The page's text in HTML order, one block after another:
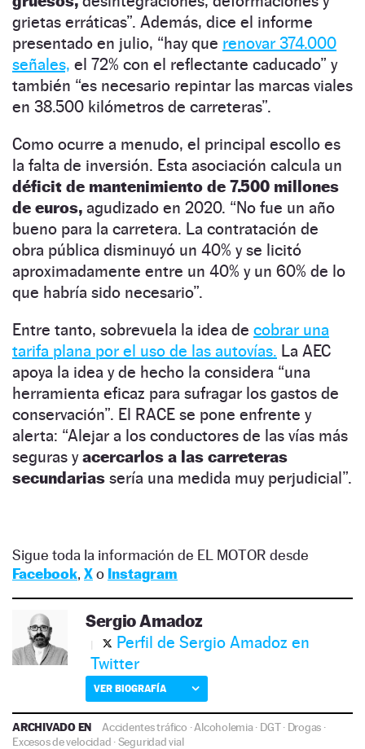
grietas erráticas”. Además, dice el informe
presentado en julio, “hay que renovar 374.000
señales, el 72% con el reflectante caducado” y
también “es necesario repintar las marcas viales
en 38.500 kilómetros de carreteras”.
Como ocurre a menudo, el principal escollo es
la falta de inversión. Esta asociación calcula un
déficit de mantenimiento de 7.500 millones
de euros, agudizado en 2020. “No fue un año
bueno para la carretera. La contratación de
obra pública disminuyó un 40% y se licitó
aproximadamente entre un 40% y un 60% de lo
que habría sido necesario”.
Entre tanto, sobrevuela la idea de cobrar una
tarifa plana por el uso de las autovías. La AEC
apoya la idea y de hecho la considera “una
herramienta eficaz para sufragar los gastos de
conservación”. El RACE se pone enfrente y
alerta: “Alejar a los conductores de las vías más
seguras yacercarlos a las carreteras
secundarias sería una medida muy perjudicial”.
Sigue toda la información de EL MOTOR desde
Facebook, Xo Instagram
Sergio Amadoz
Perfil de Sergio Amadoz en
Twitter
VER BIOGRAFÍA
ARCHIVADO EN Accidentes tráfico ·Alcoholemia· DGT· Drogas ·
Excesos de velocidad ·Seguridad vial